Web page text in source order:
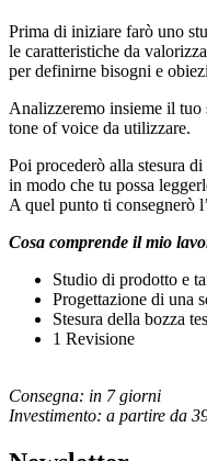
Prima di iniziare farò uno
le caratteristiche da
per definirne bisogni e
Analizzeremo insieme il tuo
tone of voice da utilizzare.
Poi procederò alla stesura
in modo che tu possa
A quel punto ti consegnerò
Cosa comprende il mio
Studio di prodotto e
Progettazione di una
Stesura della bozza
1 Revisione
Consegna: in 7 giorni
Investimento: a partire da